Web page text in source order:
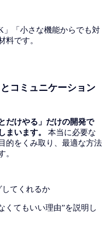
」「小さな機能からでも対
料です。
コミュニケーション
だけやる」だけの開発で
まいます。
本当に必要な
的をくみ取り、最適な方法
。
してくれるか
くてもいい理由”を説明し